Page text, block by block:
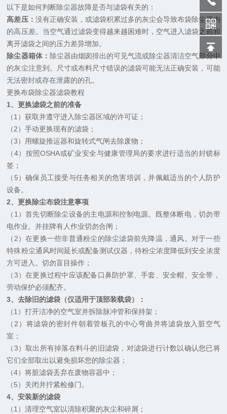
以下是如何判断除尘器故障是否与滤袋有关的：
高差压： 没有正确安装，或滤袋积累过多的灰尘会导致布袋除尘器内
的高压差。当空气通过滤袋变得越来越困难时，空气进入滤袋之前和
离开滤袋之间的压力差异增加。
除尘器箱体： 除尘器由烟囱排出的可见气流或除尘器清洁空气部分中
的灰尘注意到。尺寸或布料尺寸错误的滤袋可能无法正确安装，可能
无法密封或存在泄露的的孔。
更换布袋除尘器滤袋教程
1、更换滤袋之前的准备
（1）获取并遵守进入除尘器区域的许可证；
（2）手动更换现有的滤袋；
（3）用螺旋推运器和旋转式气闸去除废物；
（4）按照OSHA或矿业安全与健康管理局的要求进行适当的封锁标
签；
（5）确保员工接受与任务相关的危害培训，并佩戴适当的个人防护
设备。
2、更换除尘布袋注意事项
（1）首先切断除尘设备的主电源和控制电源。既整体断电，切勿带
电作业。并挂牌有人作业切勿合闸；
（2）在更换一些非普通粉尘的除尘滤袋前先降温，通风。对于一些
特殊粉尘通风时间延长或配备测试仪器，待粉尘浓度降低到安全浓度
方可进入。切勿盲目操作；
（3）在更换过程中应该配备口鼻防护罩、手套、安全帽、安全带，
劳动保护必须配齐。
3、去除旧的滤袋（仅适用于顶部装载袋）：
（1）打开洁净的空气室并拆除脉冲管和保持架；
（2）将滤袋的密封件朝着管板孔的中心弯曲并将滤袋放入脏空气
室；
（3）取出所有掉落在料斗的旧滤袋，对滤袋进行计数以确认您已将
它们全部取出以避免损坏您的除尘器；
（4）将脏滤袋丢弃在废物容器中；
（5）关闭并拧紧检修门。
4、安装新的滤袋
（1）清理空气室以清除积聚的灰尘和碎屑；